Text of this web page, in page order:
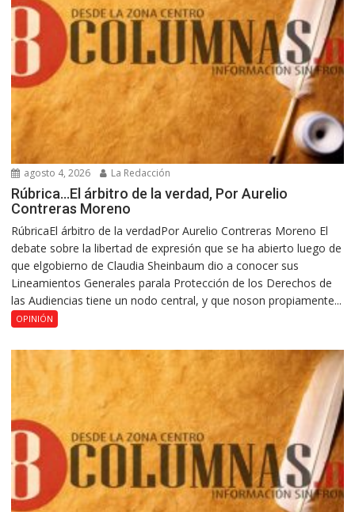
agosto 4, 2026 La Redacción
Rúbrica…El árbitro de la verdad, Por Aurelio
Contreras Moreno
RúbricaEl árbitro de la verdadPor Aurelio Contreras Moreno El
debate sobre la libertad de expresión que se ha abierto luego de
que elgobierno de Claudia Sheinbaum dio a conocer sus
Lineamientos Generales parala Protección de los Derechos de
las Audiencias tiene un nodo central, y que noson propiamente...
OPINIÓN